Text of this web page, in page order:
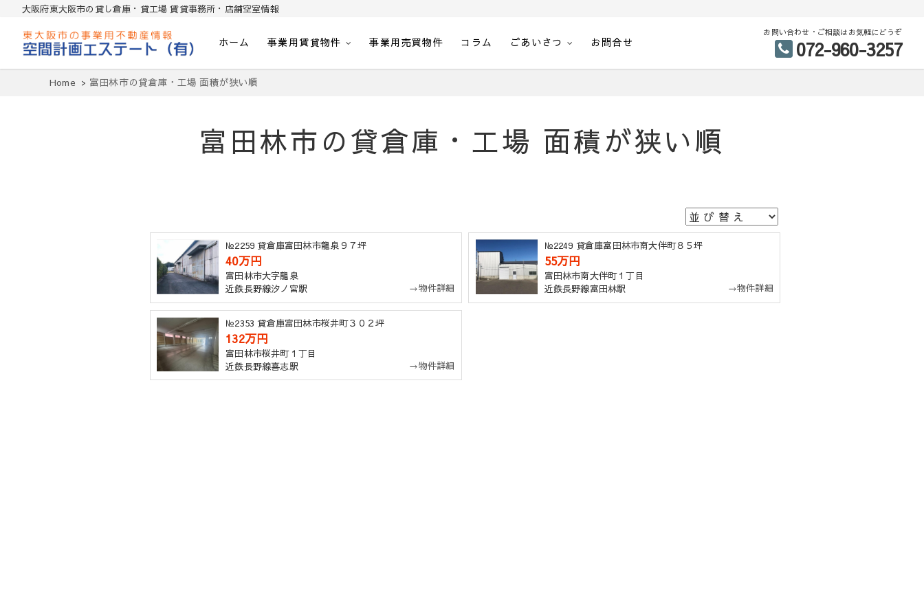
大阪府東大阪市の貸し倉庫・貸工場 賃貸事務所・店舗空室情報
東大阪貸倉庫・貸し工場・賃貸事務所・空室一覧・空間計画エステート
ホーム 事業用賃貸物件 事業用売買物件 コラム ごあいさつ お問合せ
お問い合わせ・ご相談はお気軽にどうぞ
072-960-3257
Home 富田林市の貸倉庫・工場 面積が狭い順
富田林市の貸倉庫・工場 面積が狭い順
№2259 貸倉庫富田林市龍泉９７坪
40万円
富田林市大字龍泉
近鉄長野線汐ノ宮駅
→物件詳細
№2249 貸倉庫富田林市南大伴町８５坪
55万円
富田林市南大伴町１丁目
近鉄長野線富田林駅
→物件詳細
№2353 貸倉庫富田林市桜井町３０２坪
132万円
富田林市桜井町１丁目
近鉄長野線喜志駅
→物件詳細